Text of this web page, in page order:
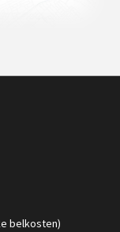
belkosten)